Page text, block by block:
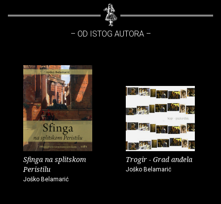
– OD ISTOG AUTORA –
Sfinga na splitskom
Peristilu
Joško Belamarić
Trogir - Grad anđela
Joško Belamarić